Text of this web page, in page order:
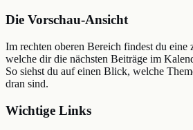
Die Vorschau-Ansicht
Im rechten oberen Bereich findest du eine
welche dir die nächsten Beiträge im
So siehst du auf einen Blick, welche
dran sind.
Wichtige Links